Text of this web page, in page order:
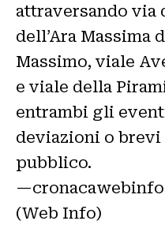
attraversando via
dell’Ara Massima
Massimo, viale
e viale della
entrambi gli
deviazioni o
pubblico.
(Web Info)